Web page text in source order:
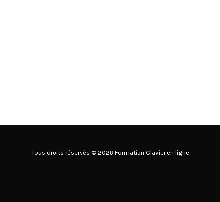
Tous droits réservés © 2026 Formation Clavier en ligne